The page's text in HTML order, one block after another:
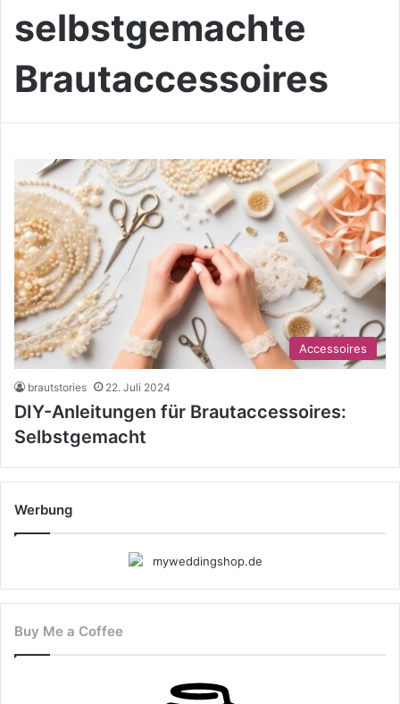
selbstgemachte
Brautaccessoires
Accessoires
brautstories 22. Juli 2024
DIY-Anleitungen für Brautaccessoires:
Selbstgemacht
Werbung
Buy Me a Coffee